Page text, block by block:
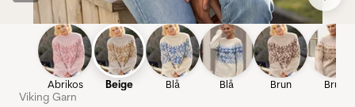
Abrikos Beige Blå Blå Brun Brun
Viking Garn